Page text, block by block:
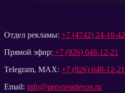
Отдел рекламы: +7 (4742) 24-10-42
Прямой эфир: +7 (926) 048-12-21
Telegram, MAX: +7 (926) 048-12-21
Email: info@pervoesetevoe.ru